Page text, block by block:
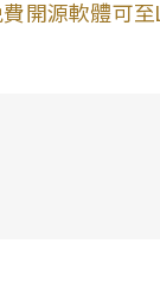
開源軟體可